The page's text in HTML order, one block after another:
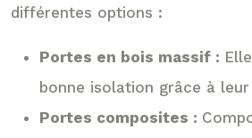
différentes options :
Portes en bois massif :
bonne isolation grâce à
Portes composites :